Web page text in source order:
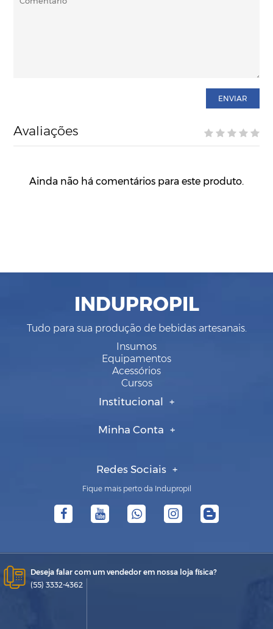
ENVIAR
Avaliações
Ainda não há comentários para este produto.
INDUPROPIL
Tudo para sua produção de bebidas artesanais.
Insumos
Equipamentos
Acessórios
Cursos
Institucional
Minha Conta
Redes Sociais
Fique mais perto da Indupropil
Deseja falar com um vendedor em nossa loja física?
(55) 3332-4362